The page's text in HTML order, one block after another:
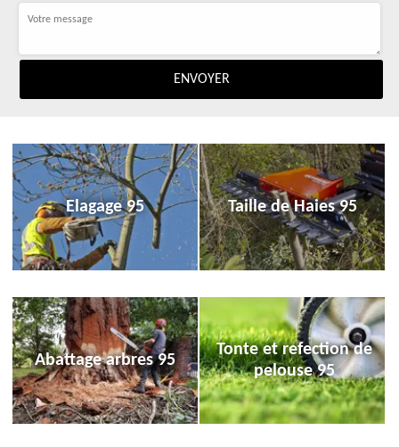
Elagage 95 Taille de Haies 95
Abattage arbres 95
Tonte et refection de
pelouse 95